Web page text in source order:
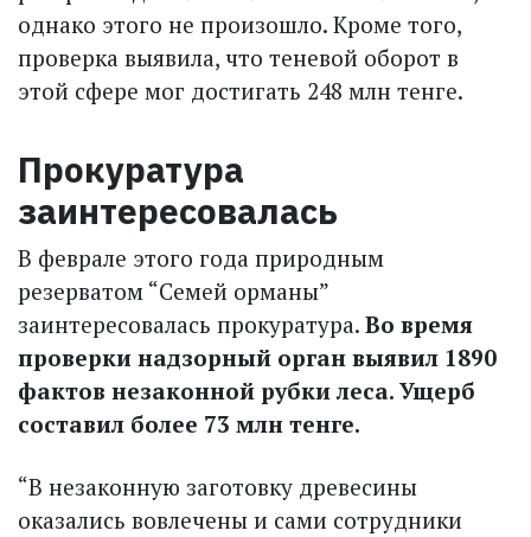
однако этого не произошло. Кроме того,
проверка выявила, что теневой оборот в
этой сфере мог достигать 248 млн тенге.
Прокуратура
заинтересовалась
В феврале этого года природным
резерватом “Семей орманы”
заинтересовалась прокуратура. Во время
проверки надзорный орган выявил 1890
фактов незаконной рубки леса. Ущерб
составил более 73 млн тенге.
“В незаконную заготовку древесины
оказались вовлечены и сами сотрудники